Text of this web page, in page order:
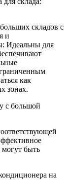
складов с
и
Идеальны для
как
зонах.
с большой
быть
на